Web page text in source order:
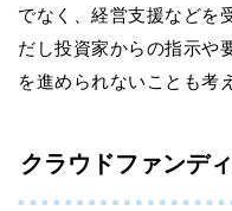
でなく、経営支援などを
だし投資家からの指示や
を進められないことも考
クラウドファンデ